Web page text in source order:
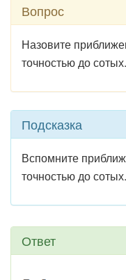
Вопрос
Назовите
точностью до сотых.
Подсказка
Вспомните
точностью до сотых.
Ответ